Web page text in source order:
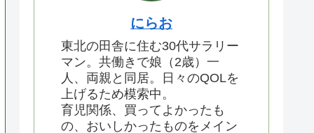
にらお
東北の田舎に住む30代サラリー
マン。共働きで娘（2歳）一
人、両親と同居。日々のQOLを
上げるため模索中。
育児関係、買ってよかったも
の、おいしかったものをメイン